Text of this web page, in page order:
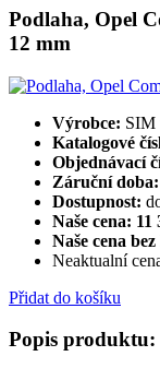
Podlaha, Opel
12 mm
Výrobce: SIM
Katalogové
Objednávací
Záruční doba:
Dostupnost:
Naše cena:
Naše cena
Neaktualní
Přidat do košíku
Popis produktu: